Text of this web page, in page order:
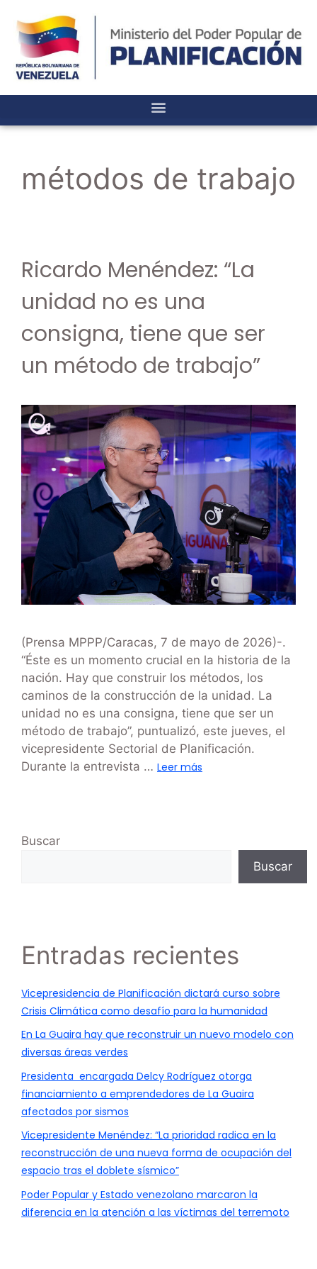
métodos de trabajo
Ricardo Menéndez: “La
unidad no es una
consigna, tiene que ser
un método de trabajo”
(Prensa MPPP/Caracas, 7 de mayo de 2026)-.
“Éste es un momento crucial en la historia de la
nación. Hay que construir los métodos, los
caminos de la construcción de la unidad. La
unidad no es una consigna, tiene que ser un
método de trabajo”, puntualizó, este jueves, el
vicepresidente Sectorial de Planificación.
Durante la entrevista … Leer más
Buscar
Buscar
Entradas recientes
Vicepresidencia de Planificación dictará curso sobre
Crisis Climática como desafío para la humanidad
En La Guaira hay que reconstruir un nuevo modelo con
diversas áreas verdes
Presidenta encargada Delcy Rodríguez otorga
financiamiento a emprendedores de La Guaira
afectados por sismos
Vicepresidente Menéndez: “La prioridad radica en la
reconstrucción de una nueva forma de ocupación del
espacio tras el doblete sísmico”
Poder Popular y Estado venezolano marcaron la
diferencia en la atención a las víctimas del terremoto